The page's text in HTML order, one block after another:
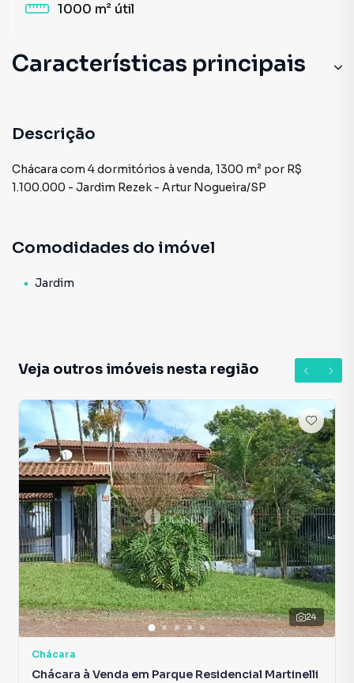
1000 m² útil
Características principais
Descrição
Chácara com 4 dormitórios à venda, 1300 m² por R$
1.100.000 - Jardim Rezek - Artur Nogueira/SP
Comodidades do imóvel
Jardim
Veja outros imóveis nesta região
24
Chácara
Chácara à Venda em Parque Residencial Martinelli